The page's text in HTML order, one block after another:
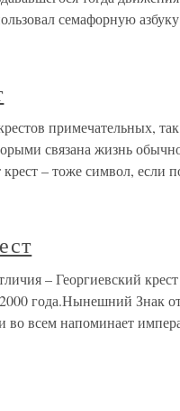
семафорную
примечательных,
связана жизнь
– тоже символ, если
– Георгиевский
года.Нынешний Знак
во всем напоминает